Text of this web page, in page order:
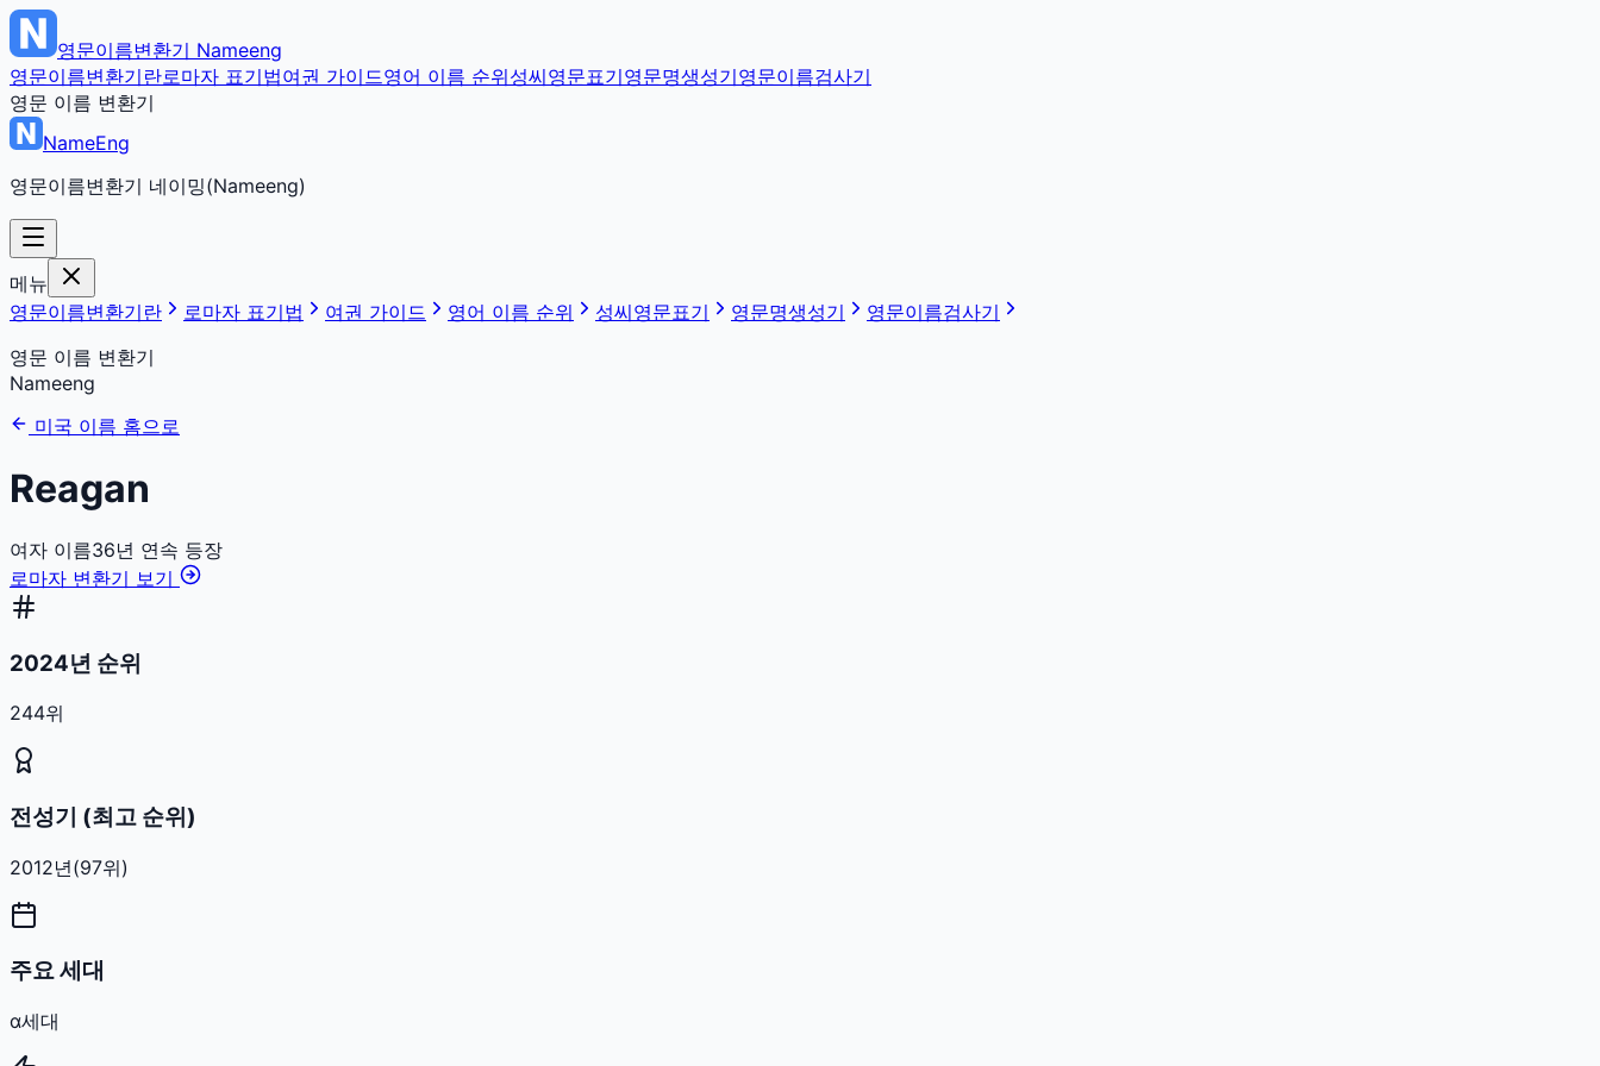
영문이름변환기 Nameeng
영문이름변환기란로마자 표기법여권 가이드영어 이름 순위성씨영문표기영문명생성기영문이름검사기
영문 이름 변환기
NameEng
영문이름변환기 네이밍(Nameeng)
메뉴
영문이름변환기란
로마자 표기법 여권 가이드 영어 이름 순위 성씨영문표기 영문명생성기
영문이름검사기
영문 이름 변환기
Nameeng
미국 이름 홈으로
Reagan
여자 이름36년 연속 등장
로마자 변환기 보기
2024년 순위
244위
전성기 (최고 순위)
2012년(97위)
주요 세대
α세대